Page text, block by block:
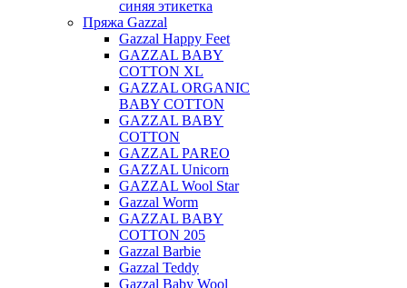
синяя этикетка
Пряжа Gazzal
Gazzal Happy Feet
GAZZAL BABY
COTTON XL
GAZZAL ORGANIC
BABY COTTON
GAZZAL BABY
COTTON
GAZZAL PAREO
GAZZAL Unicorn
GAZZAL Wool Star
Gazzal Worm
GAZZAL BABY
COTTON 205
Gazzal Barbie
Gazzal Teddy
Gazzal Baby Wool